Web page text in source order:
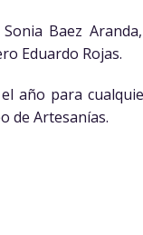
Baez
Eduardo Rojas.
año para
de Artesanías.